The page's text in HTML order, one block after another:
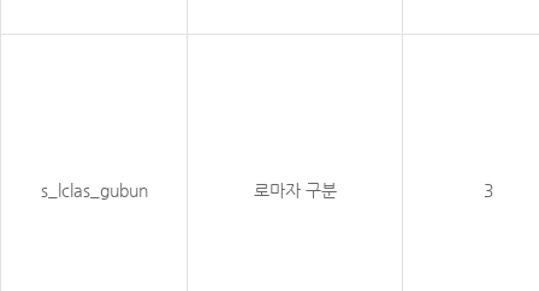
s_lclas_gubun 로마자 구분 3